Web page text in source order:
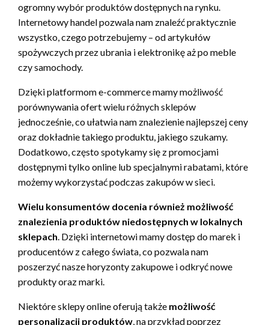
ogromny wybór produktów dostępnych na rynku.
Internetowy handel pozwala nam znaleźć praktycznie
wszystko, czego potrzebujemy – od artykułów
spożywczych przez ubrania i elektronikę aż po meble
czy samochody.
Dzięki platformom e-commerce mamy możliwość
porównywania ofert wielu różnych sklepów
jednocześnie, co ułatwia nam znalezienie najlepszej ceny
oraz dokładnie takiego produktu, jakiego szukamy.
Dodatkowo, często spotykamy się z promocjami
dostępnymi tylko online lub specjalnymi rabatami, które
możemy wykorzystać podczas zakupów w sieci.
Wielu konsumentów docenia również możliwość
znalezienia produktów niedostępnych w lokalnych
sklepach . Dzięki internetowi mamy dostęp do marek i
producentów z całego świata, co pozwala nam
poszerzyć nasze horyzonty zakupowe i odkryć nowe
produkty oraz marki.
Niektóre sklepy online oferują także możliwość
personalizacji produktów , na przykład poprzez